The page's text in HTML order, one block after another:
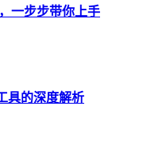
一步步带你上手
具的深度解析